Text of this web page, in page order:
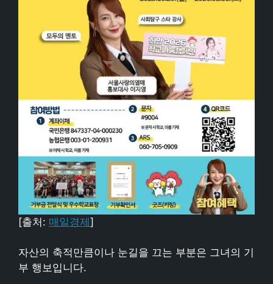
[출처: 매일경제]
자산의 축적만큼이나 눈길을 끄는 부분은 그녀의 기
부 행보입니다.